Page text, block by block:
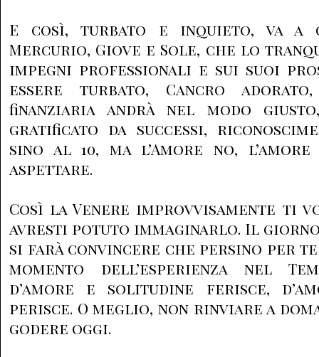
E così, turbato e inquieto, va a
Mercurio, Giove e Sole, che lo
impegni professionali e sui suoi
essere turbato, Cancro
finanziaria andrà nel modo
gratificato da successi,
sino al 10, ma l’Amore no,
aspettare.
Così la Venere improvvisamente ti
avresti potuto immaginarlo. Il giorno
si farà convincere che persino per
momento dell’esperienza nel
d’amore e solitudine ferisce,
perisce. O meglio, non rinviare a
godere oggi.